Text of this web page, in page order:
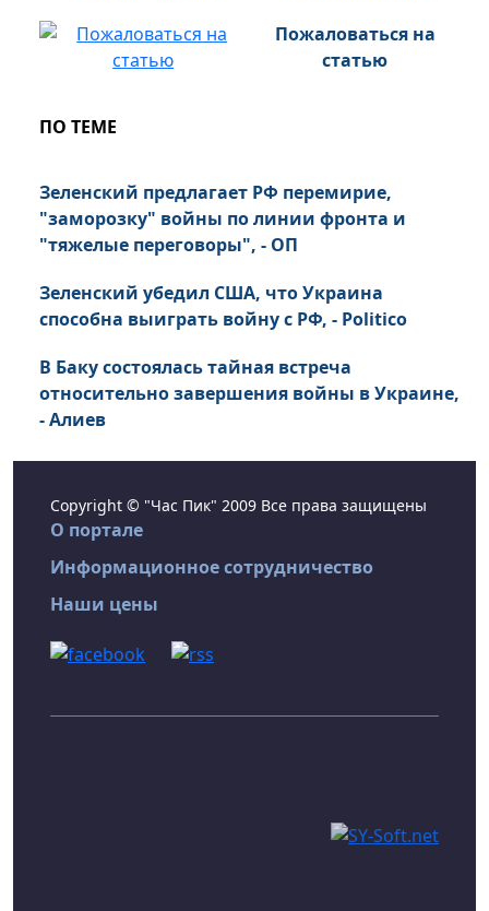
Пожаловаться на
статью
ПО ТЕМЕ
Зеленский предлагает РФ перемирие,
"заморозку" войны по линии фронта и
"тяжелые переговоры", - ОП
Зеленский убедил США, что Украина
способна выиграть войну с РФ, - Politico
В Баку состоялась тайная встреча
относительно завершения войны в Украине,
- Алиев
Copyright © "Час Пик" 2009 Все права защищены
О портале
Информационное сотрудничество
Наши цены